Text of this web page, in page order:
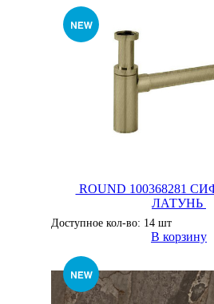
ROUND 100368281
ЛАТУНЬ
Доступное кол-во: 14 шт
В корзину